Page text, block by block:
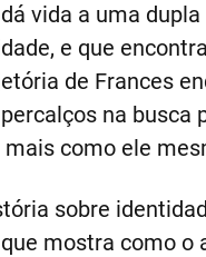
vida a uma
e que
de Frances
na
como ele
sobre
mostra como